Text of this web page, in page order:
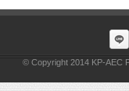
© Copyright 2014 KP-AEC